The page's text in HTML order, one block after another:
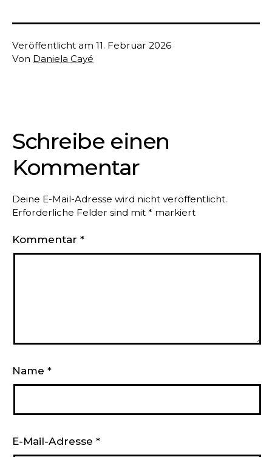
Veröffentlicht am 11. Februar 2026
Von Daniela Cayé
Schreibe einen
Kommentar
Deine E-Mail-Adresse wird nicht veröffentlicht.
Erforderliche Felder sind mit * markiert
Kommentar *
Name *
E-Mail-Adresse *